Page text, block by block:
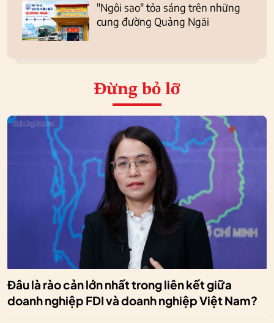
"Ngôi sao" tỏa sáng trên những
cung đường Quảng Ngãi
Đừng bỏ lỡ
Đâu là rào cản lớn nhất trong liên kết giữa
doanh nghiệp FDI và doanh nghiệp Việt Nam?